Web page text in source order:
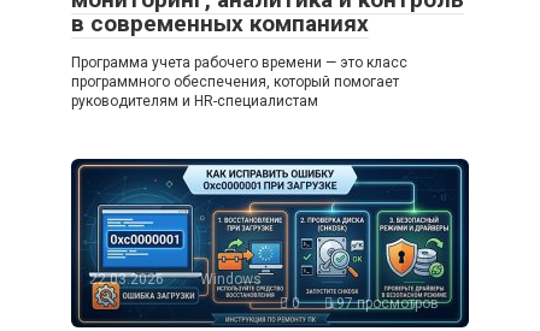
в современных компаниях
Программа учета рабочего времени — это класс
программного обеспечения, который помогает
руководителям и HR-специалистам
22.03.2026
Windows
0
97 просмотров